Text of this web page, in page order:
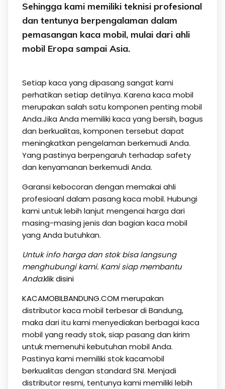
Sehingga kami memiliki teknisi profesional
dan tentunya berpengalaman dalam
pemasangan kaca mobil, mulai dari ahli
mobil Eropa sampai Asia.
Setiap kaca yang dipasang sangat kami
perhatikan setiap detilnya. Karena kaca mobil
merupakan salah satu komponen penting mobil
Anda.Jika Anda memiliki kaca yang bersih, bagus
dan berkualitas, komponen tersebut dapat
meningkatkan pengelaman berkemudi Anda.
Yang pastinya berpengaruh terhadap safety
dan kenyamanan berkemudi Anda.
Garansi kebocoran dengan memakai ahli
profesioanl dalam pasang kaca mobil. Hubungi
kami untuk lebih lanjut mengenai harga dari
masing-masing jenis dan bagian kaca mobil
yang Anda butuhkan.
Untuk info harga dan stok bisa langsung
menghubungi kami. Kami siap membantu
Anda.klik disini
KACAMOBILBANDUNG.COM merupakan
distributor kaca mobil terbesar di Bandung,
maka dari itu kami menyediakan berbagai kaca
mobil yang ready stok, siap pasang dan kirim
untuk memenuhi kebutuhan mobil Anda.
Pastinya kami memiliki stok kacamobil
berkualitas dengan standard SNI. Menjadi
distributor resmi, tentunya kami memiliki lebih